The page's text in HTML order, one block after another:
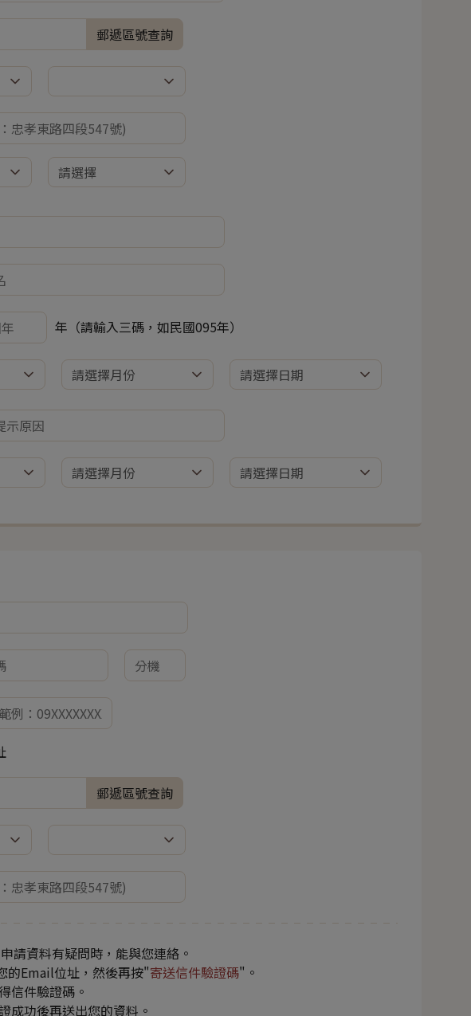
郵遞區號查詢
年（請輸入三碼，如民國095年）
郵遞區號查詢
請資料有疑問時，能與您連絡。
的Email位址，然後再按"寄送信件驗證碼"。
信件驗證碼。
成功後再送出您的資料。